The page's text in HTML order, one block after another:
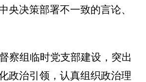
央决策部署不一致的言论、
察组临时党支部建设，突出
政治引领，认真组织政治理